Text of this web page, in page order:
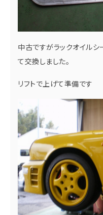
中古ですがラックオイル
て交換しました。
リフトで上げて準備です